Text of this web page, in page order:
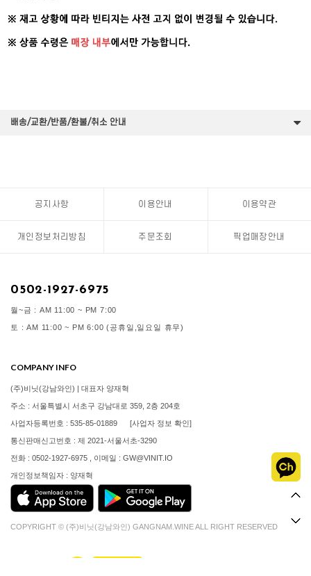
배송/교환/반품/환불/취소 안내
공지사항 이용안내 이용약관
개인정보처리방침 주문조회 픽업매장안내
0502-1927-6975
월~금 : AM 11:00 ~ PM 7:00
토 : AM 11:00 ~ PM 6:00 (공휴일,일요일 휴무)
COMPANY INFO
(주)비닛(강남와인) | 대표자 양재혁
주소 : 서울특별시 서초구 강남대로 359, 2층 204호
사업자등록번호 : 535-85-01889 [사업자 정보 확인]
통신판매신고번호 : 제 2021-서울서초-3290
전화 : 0502-1927-6975 , 이메일 : GW@VINIT.IO
개인정보책임자 : 양재혁
COPYRIGHT © (주)비닛(강남와인) GANGNAM.WINE ALL RIGHT RESERVED